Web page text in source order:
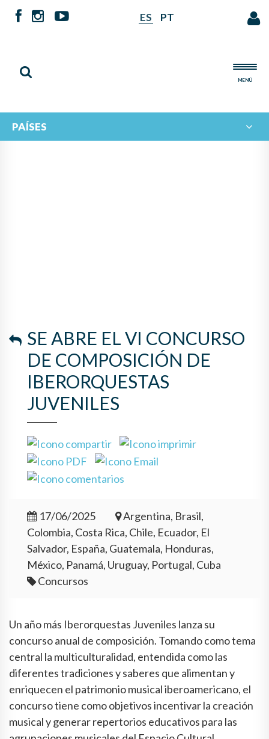
ES PT
MENÚ
PAÍSES
SE ABRE EL VI CONCURSO
DE COMPOSICIÓN DE
IBERORQUESTAS
JUVENILES
17/06/2025
Argentina, Brasil,
Colombia, Costa Rica, Chile, Ecuador, El
Salvador, España, Guatemala, Honduras,
México, Panamá, Uruguay, Portugal, Cuba
Concursos
Un año más Iberorquestas Juveniles lanza su
concurso anual de composición. Tomando como tema
central la multiculturalidad, entendida como las
diferentes tradiciones y saberes que alimentan y
enriquecen el patrimonio musical iberoamericano, el
concurso tiene como objetivos incentivar la creación
musical y generar repertorios educativos para las